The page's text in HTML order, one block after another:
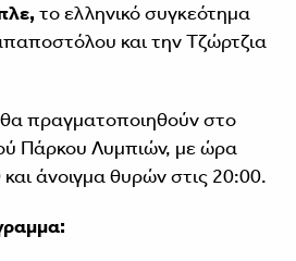
το ελληνικό συγκεότημα
και την Τζώρτζια
πραγματοποιηθούν στο
Πάρκου Λυμπιών, με ώρα
άνοιγμα θυρών στις 20:00.